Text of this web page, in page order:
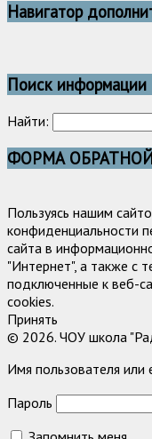
Навигатор
Поиск информации
Найти:
ФОРМА
Пользуясь нашим
конфиденциальности
сайта в
"Интернет", а также с
подключенные к веб-
cookies.
Принять
© 2026. ЧОУ школа
Имя пользователя или
Пароль